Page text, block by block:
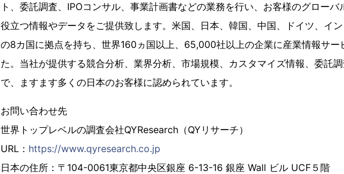
ト、委託調査、IPOコンサル、事業計画書などの業務を行い、お客様のグロー
役立つ情報やデータをご提供致します。米国、日本、韓国、中国、ドイツ、イ
の8カ国に拠点を持ち、世界160ヵ国以上、65,000社以上の企業に産業情報サー
た。当社が提供する競合分析、業界分析、市場規模、カスタマイズ情報、委託
で、ますます多くの日本のお客様に認められています。
お問い合わせ先
世界トップレベルの調査会社QYResearch（QYリサーチ）
URL： https://www.qyresearch.co.jp
日本の住所：〒104-0061東京都中央区銀座 6-13-16 銀座 Wall ビル UCF５階